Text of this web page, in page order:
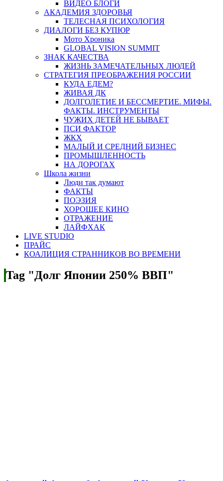
ВИДЕО БЛОГИ
АКАДЕМИЯ ЗДОРОВЬЯ
ТЕЛЕСНАЯ ПСИХОЛОГИЯ
ДИАЛОГИ БЕЗ КУПЮР
Мото Хроника
GLOBAL VISION SUMMIT
ЗНАК КАЧЕСТВА
ЖИЗНЬ ЗАМЕЧАТЕЛЬНЫХ ЛЮДЕЙ
СТРАТЕГИЯ ПРЕОБРАЖЕНИЯ РОССИИ
КУДА ЕДЕМ?
ЖИВАЯ ДК
ДОЛГОЛЕТИЕ И БЕССМЕРТИЕ. МИФЫ.
ФАКТЫ. ИНСТРУМЕНТЫ
ЧУЖИХ ДЕТЕЙ НЕ БЫВАЕТ
ПСИ ФАКТОР
ЖКХ
МАЛЫЙ И СРЕДНИЙ БИЗНЕС
ПРОМЫШЛЕННОСТЬ
НА ДОРОГАХ
Школа жизни
Люди так думают
ФАКТЫ
ПОЭЗИЯ
ХОРОШЕЕ КИНО
ОТРАЖЕНИЕ
ЛАЙФХАК
LIVE STUDIO
ПРАЙС
КОАЛИЦИЯ СТРАННИКОВ ВО ВРЕМЕНИ
Tag "Долг Японии 250% ВВП"